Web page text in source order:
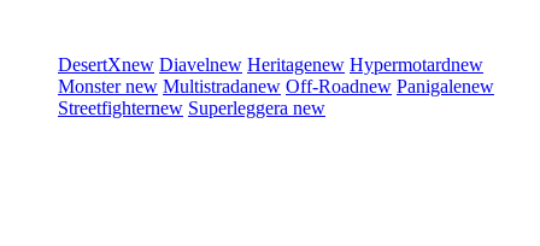
DesertXnew Diavelnew Heritagenew Hypermotardnew
Monsternew Multistradanew Off-Roadnew Panigalenew
Streetfighternew Superleggera new